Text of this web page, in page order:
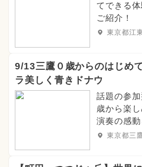
てできる
ご紹介！
東京都江
9/13三鷹０歳からのはじめ
ラ美しく青きドナウ
話題の参
歳から楽
演奏の感動
東京都三